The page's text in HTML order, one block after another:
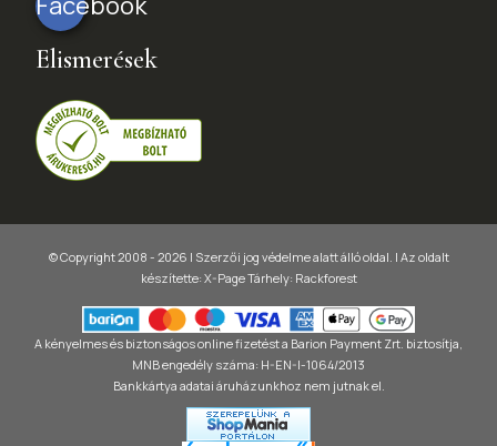
Elismerések
© Copyright 2008 - 2026 | Szerzői jog védelme alatt álló oldal. | Az oldalt
készítette: X-PageTárhely: Rackforest
A kényelmes és biztonságos online fizetést a Barion Payment Zrt. biztosítja,
MNB engedély száma: H-EN-I-1064/2013
Bankkártya adatai áruházunkhoz nem jutnak el.